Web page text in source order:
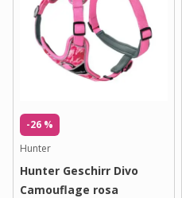
-26 %
Hunter
Hunter Geschirr Divo
Camouflage rosa